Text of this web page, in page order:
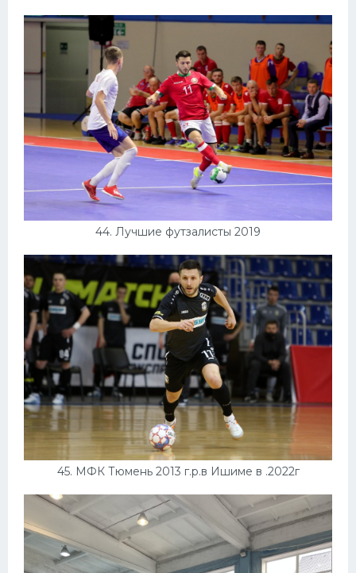
44. Лучшие футзалисты 2019
45. МФК Тюмень 2013 г.р.в Ишиме в .2022г